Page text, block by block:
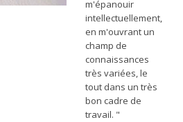
m'épanouir
intellectuellement,
en m'ouvrant un
champ de
connaissances
très variées, le
tout dans un très
bon cadre de
travail. "